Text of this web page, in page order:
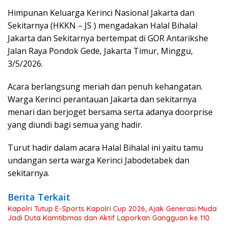
Himpunan Keluarga Kerinci Nasional Jakarta dan
Sekitarnya (HKKN – JS ) mengadakan Halal Bihalal
Jakarta dan Sekitarnya bertempat di GOR Antarikshe
Jalan Raya Pondok Gede, Jakarta Timur, Minggu,
3/5/2026.
Acara berlangsung meriah dan penuh kehangatan.
Warga Kerinci perantauan Jakarta dan sekitarnya
menari dan berjoget bersama serta adanya doorprise
yang diundi bagi semua yang hadir.
Turut hadir dalam acara Halal Bihalal ini yaitu tamu
undangan serta warga Kerinci Jabodetabek dan
sekitarnya.
Berita Terkait
Kapolri Tutup E-Sports Kapolri Cup 2026, Ajak Generasi Muda
Jadi Duta Kamtibmas dan Aktif Laporkan Gangguan ke 110